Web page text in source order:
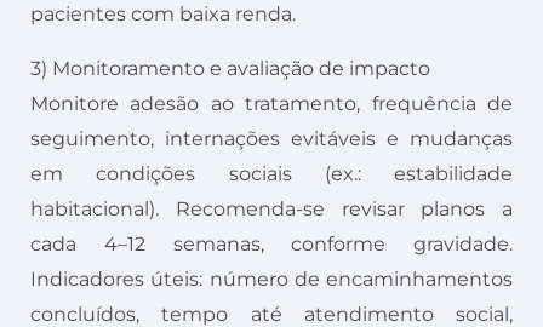
pacientes com baixa renda.
3) Monitoramento e avaliação de impacto
Monitore adesão ao tratamento, frequência de
seguimento, internações evitáveis e mudanças
em condições sociais (ex.: estabilidade
habitacional). Recomenda-se revisar planos a
cada 4–12 semanas, conforme gravidade.
Indicadores úteis: número de encaminhamentos
concluídos, tempo até atendimento social,